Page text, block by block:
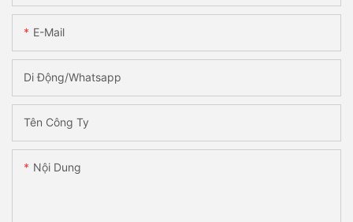
E-Mail
Di Động/Whatsapp
Tên Công Ty
Nội Dung